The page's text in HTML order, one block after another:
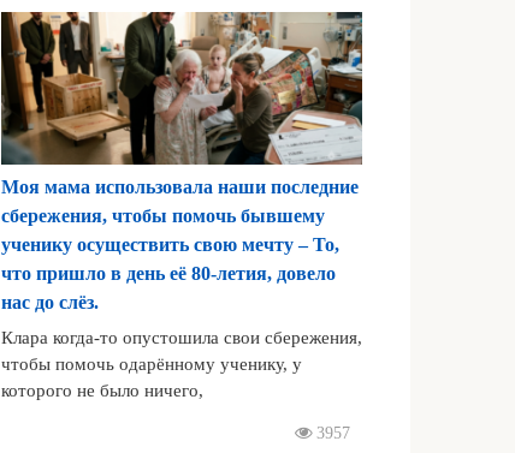
Моя мама использовала наши последние
сбережения, чтобы помочь бывшему
ученику осуществить свою мечту – То,
что пришло в день её 80-летия, довело
нас до слёз.
Клара когда-то опустошила свои сбережения,
чтобы помочь одарённому ученику, у
которого не было ничего,
3957